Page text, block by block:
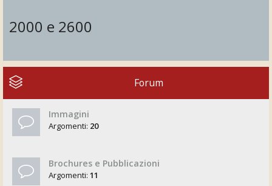
2000 e 2600
Forum
Immagini
Argomenti: 20
Brochures e Pubblicazioni
Argomenti: 11